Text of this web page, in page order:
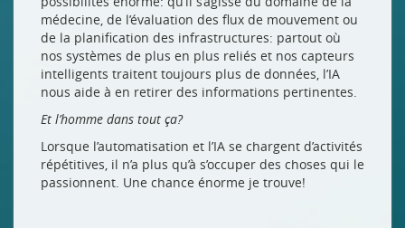
médecine, de l’évaluation des flux de mouvement ou
de la planification des infrastructures: partout où
nos systèmes de plus en plus reliés et nos capteurs
intelligents traitent toujours plus de données, l’IA
nous aide à en retirer des informations pertinentes.
Et l’homme dans tout ça?
Lorsque l’automatisation et l’IA se chargent d’activités
répétitives, il n’a plus qu’à s’occuper des choses qui le
passionnent. Une chance énorme je trouve!